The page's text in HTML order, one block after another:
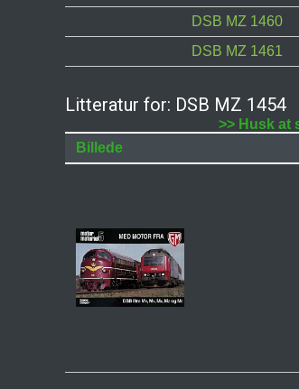
DSB MZ 1460
DSB MZ 1461
Litteratur for: DSB MZ 1454
>> Husk at
Billede